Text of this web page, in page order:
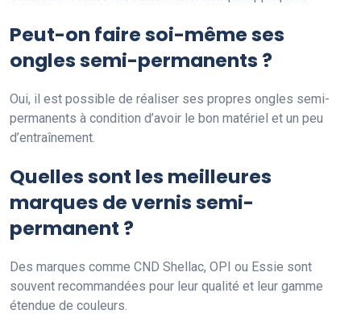
Peut-on faire soi-même ses
ongles semi-permanents ?
Oui, il est possible de réaliser ses propres ongles semi-
permanents à condition d’avoir le bon matériel et un peu
d’entraînement.
Quelles sont les meilleures
marques de vernis semi-
permanent ?
Des marques comme CND Shellac, OPI ou Essie sont
souvent recommandées pour leur qualité et leur gamme
étendue de couleurs.